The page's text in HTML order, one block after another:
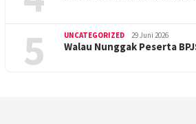
5 UNCATEGORIZED 29 Juni 2026
Walau Nunggak Peserta